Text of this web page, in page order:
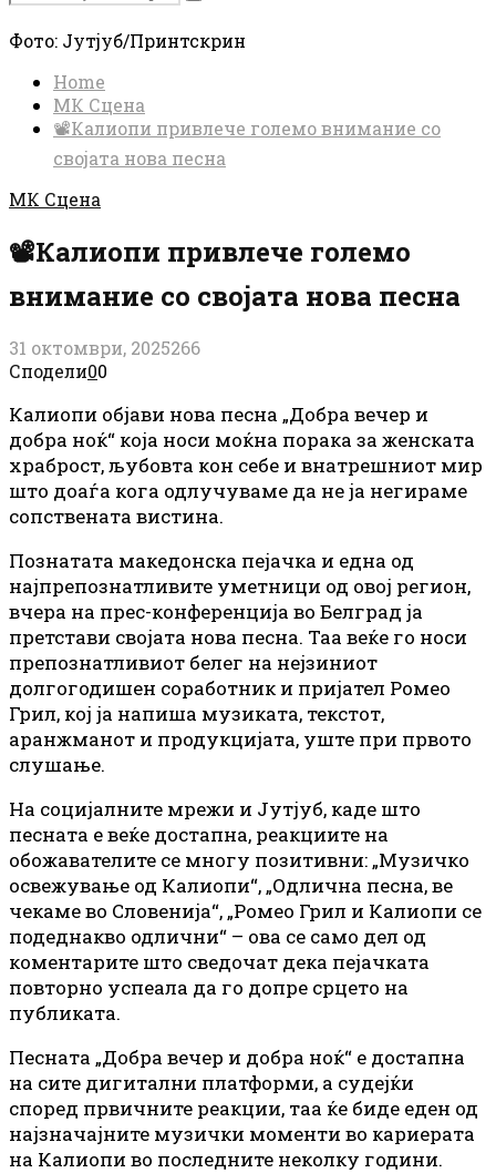
for:
Search
Фото: Јутјуб/Принтскрин
Home
МК Сцена
📽️Калиопи привлече големо внимание со
својата нова песна
МК Сцена
📽️Калиопи привлече големо
внимание со својата нова песна
31 октомври, 2025266
Сподели00
Калиопи објави нова песна „Добра вечер и
добра ноќ“ која носи моќна порака за женската
храброст, љубовта кон себе и внатрешниот мир
што доаѓа кога одлучуваме да не ја негираме
сопствената вистина.
Познатата македонска пејачка и една од
најпрепознатливите уметници од овој регион,
вчера на прес-конференција во Белград ја
претстави својата нова песна. Таа веќе го носи
препознатливиот белег на нејзиниот
долгогодишен соработник и пријател Ромео
Грил, кој ја напиша музиката, текстот,
аранжманот и продукцијата, уште при првото
слушање.
На социјалните мрежи и Јутјуб, каде што
песната е веќе достапна, реакциите на
обожавателите се многу позитивни: „Музичко
освежување од Калиопи“, „Одлична песна, ве
чекаме во Словенија“, „Ромео Грил и Калиопи се
подеднакво одлични“ – ова се само дел од
коментарите што сведочат дека пејачката
повторно успеала да го допре срцето на
публиката.
Песната „Добра вечер и добра ноќ“ е достапна
на сите дигитални платформи, а судејќи
според првичните реакции, таа ќе биде еден од
најзначајните музички моменти во кариерата
на Калиопи во последните неколку години.